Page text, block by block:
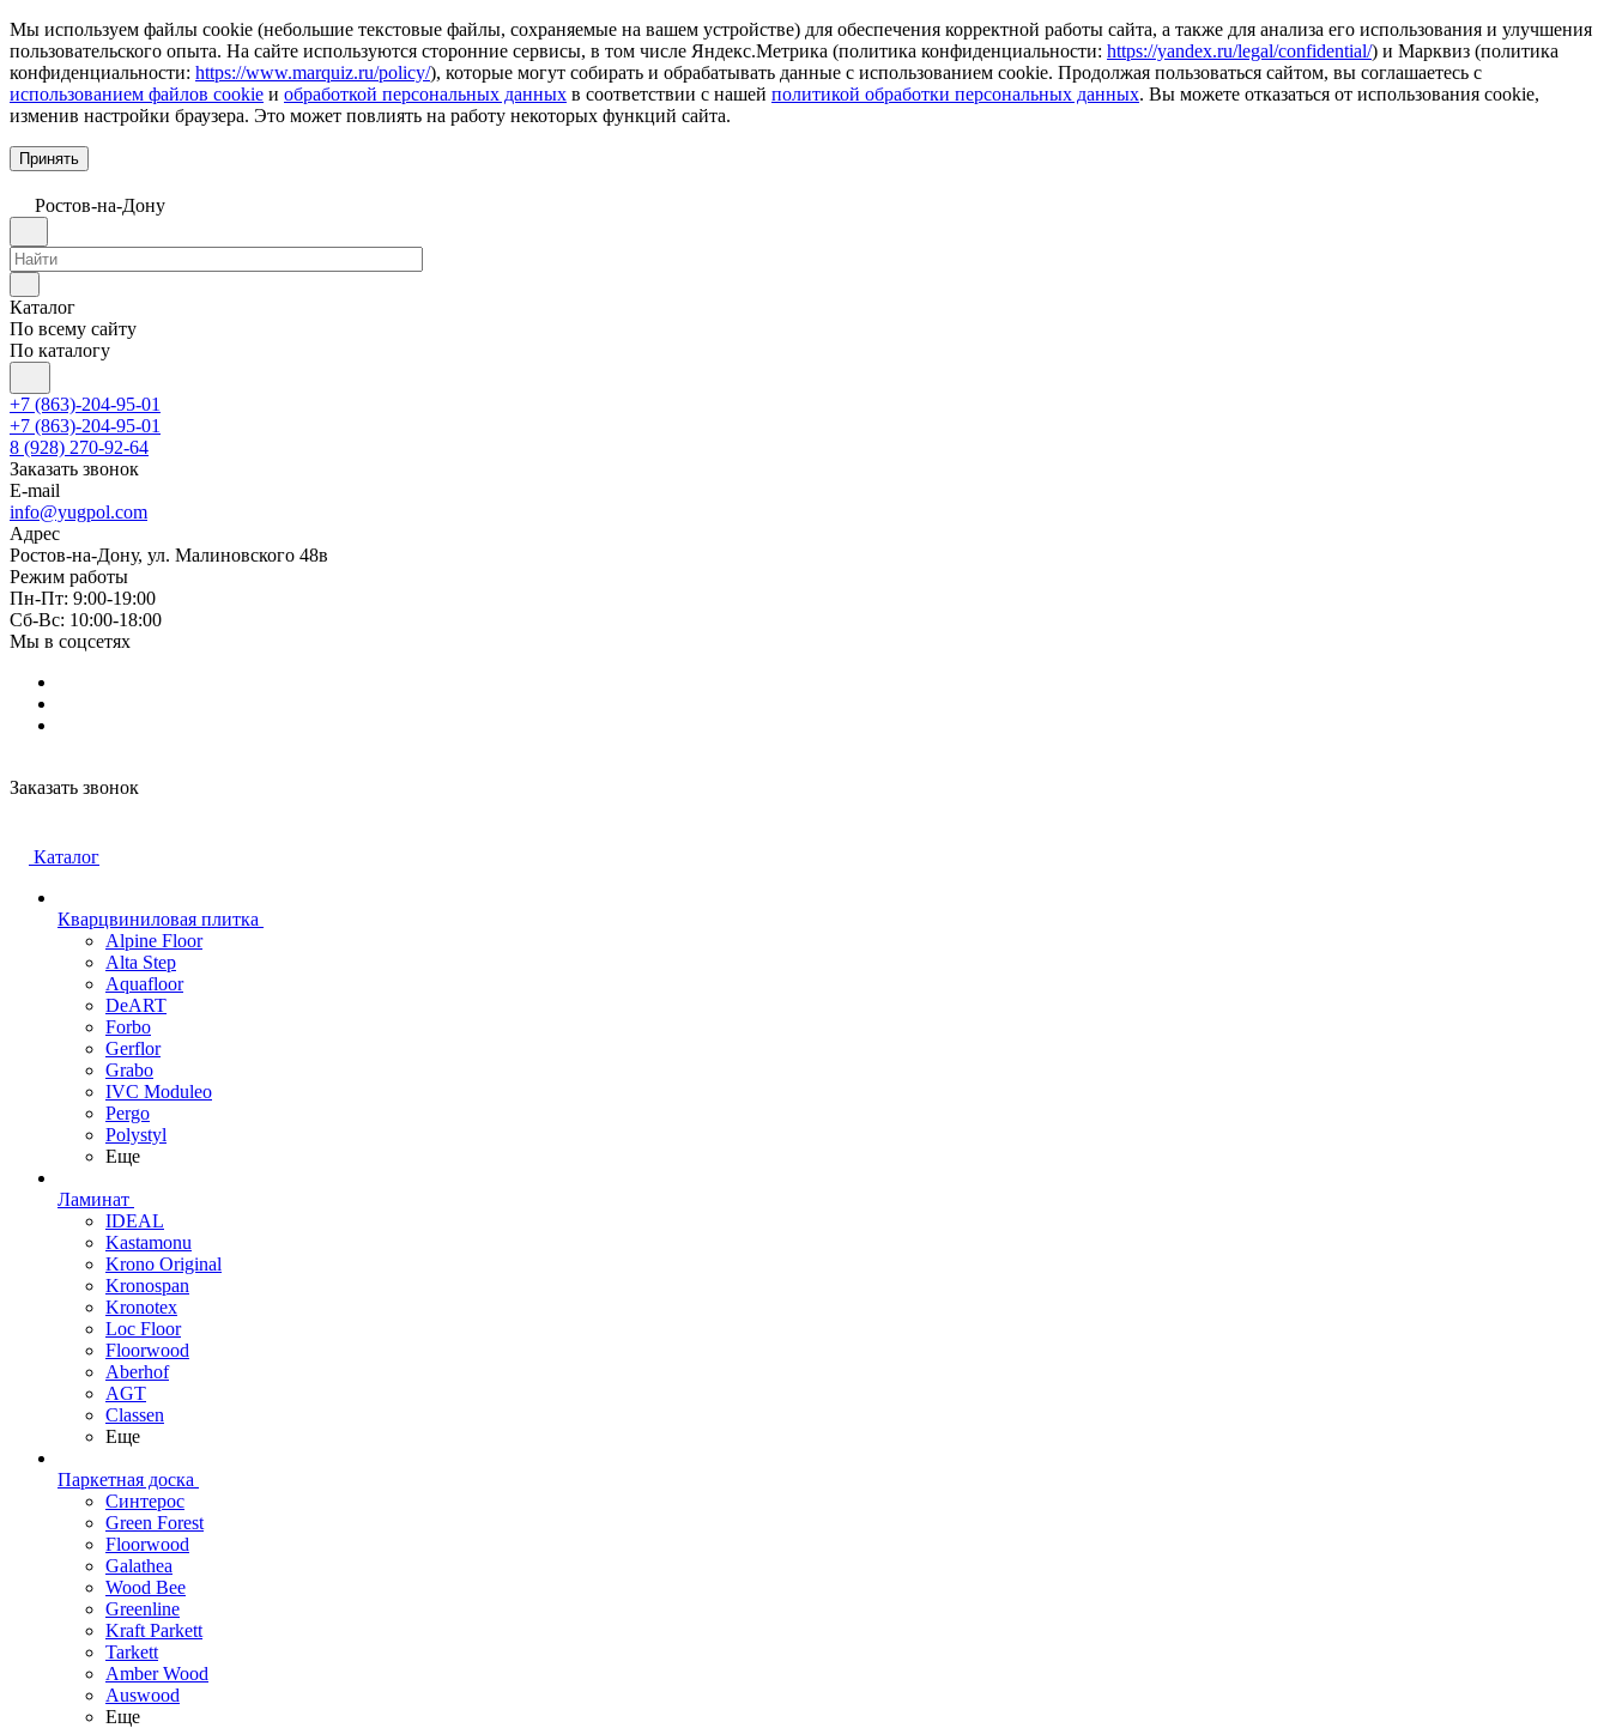
Мы используем файлы cookie (небольшие текстовые файлы, сохраняемые на вашем устройстве) для обеспечения корректной работы сайта, а также для анализа его использования и улучшения
пользовательского опыта. На сайте используются сторонние сервисы, в том числе Яндекс.Метрика (политика конфиденциальности: https://yandex.ru/legal/confidential/) и Марквиз (политика
конфиденциальности: https://www.marquiz.ru/policy/), которые могут собирать и обрабатывать данные с использованием cookie. Продолжая пользоваться сайтом, вы соглашаетесь с
использованием файлов cookie и обработкой персональных данных в соответствии с нашей политикой обработки персональных данных. Вы можете отказаться от использования cookie,
изменив настройки браузера. Это может повлиять на работу некоторых функций сайта.
Принять
Ростов-на-Дону
Каталог
По всему сайту
По каталогу
+7 (863)-204-95-01
+7 (863)-204-95-01
8 (928) 270-92-64
Заказать звонок
E-mail
info@yugpol.com
Адрес
Ростов-на-Дону, ул. Малиновского 48в
Режим работы
Пн-Пт: 9:00-19:00
Cб-Вс: 10:00-18:00
Мы в соцсетях
Заказать звонок
Каталог
Кварцвиниловая плитка
Alpine Floor
Alta Step
Aquafloor
DeART
Forbo
Gerflor
Grabo
IVC Moduleo
Pergo
Polystyl
Еще
Ламинат
IDEAL
Kastamonu
Krono Original
Kronospan
Kronotex
Loc Floor
Floorwood
Aberhof
AGT
Classen
Еще
Паркетная доска
Синтерос
Green Forest
Floorwood
Galathea
Wood Bee
Greenline
Kraft Parkett
Tarkett
Amber Wood
Auswood
Еще